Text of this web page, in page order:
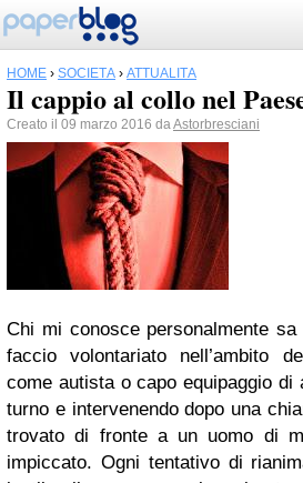
HOME › SOCIETÀ › ATTUALITÀ
Il cappio al collo nel
Creato il 09 marzo 2016 daAstorbresciani
Chi mi conosce personalmente
faccio volontariato nell’ambito
come autista o capo equipaggio di
turno e intervenendo dopo una
trovato di fronte a un uomo di
impiccato. Ogni tentativo di